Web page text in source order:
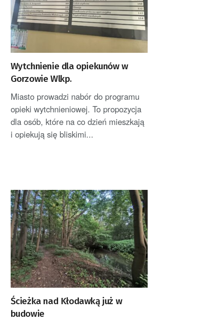
Wytchnienie dla opiekunów w
Gorzowie Wlkp.
Miasto prowadzi nabór do programu
opieki wytchnieniowej. To propozycja
dla osób, które na co dzień mieszkają
i opiekują się bliskimi...
Ścieżka nad Kłodawką już w
budowie